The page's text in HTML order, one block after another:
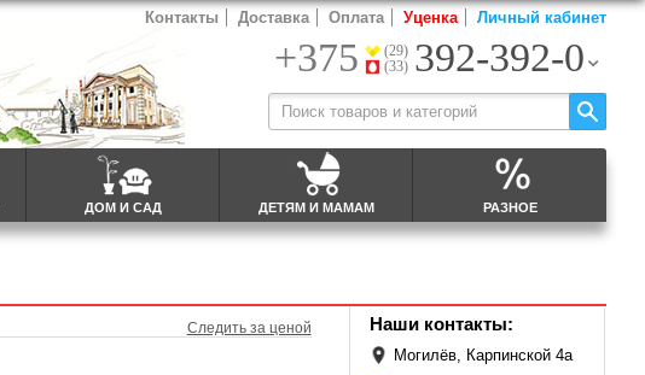
ДОМ И САД ДЕТЯМ И МАМАМ РАЗНОЕ
Контакты Доставка Оплата Уценка Личный кабинет
+375
(29)
(33) 392-392-0
Следить за ценой Наши контакты:
Могилёв, Карпинской 4а